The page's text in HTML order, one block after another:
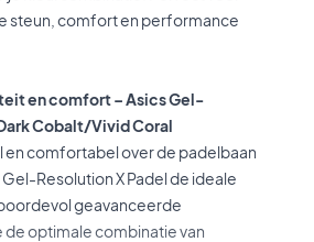
steun, comfort en performance
en comfort – Asics Gel-
Cobalt/Vivid Coral
en comfortabel over de padelbaan
Resolution X Padel de ideale
geavanceerde
optimale combinatie van